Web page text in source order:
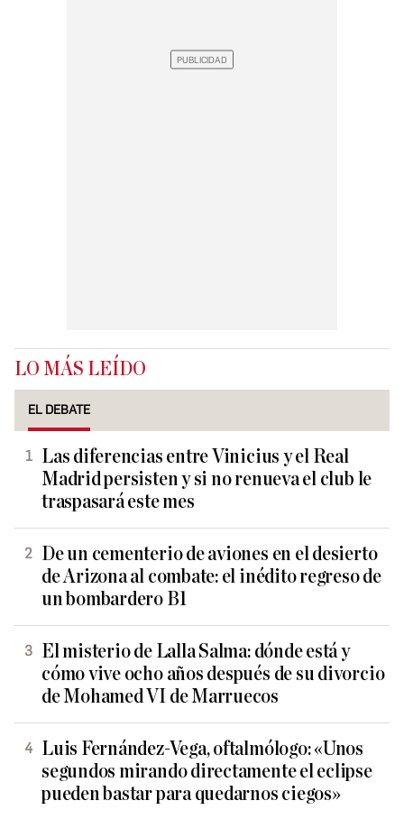
LO MÁS LEÍDO
EL DEBATE
Las diferencias entre Vinicius y el Real
Madrid persisten y si no renueva el club le
traspasará este mes
De un cementerio de aviones en el desierto
de Arizona al combate: el inédito regreso de
un bombardero B1
El misterio de Lalla Salma: dónde está y
cómo vive ocho años después de su divorcio
de Mohamed VI de Marruecos
Luis Fernández-Vega, oftalmólogo: «Unos
segundos mirando directamente el eclipse
pueden bastar para quedarnos ciegos»